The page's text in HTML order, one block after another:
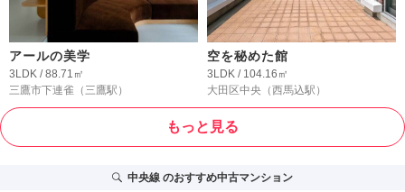
アールの美学
3LDK / 88.71㎡
三鷹市下連雀 （三鷹駅）
空を秘めた館
3LDK / 104.16㎡
大田区中央 （西馬込駅）
もっと見る
中央線のおすすめ中古マンション